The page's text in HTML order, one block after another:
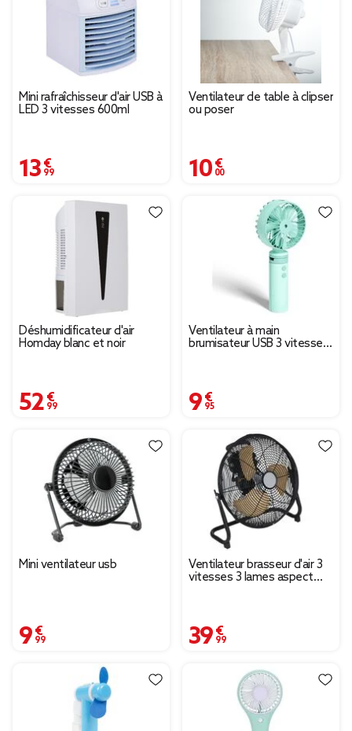
Mini rafraîchisseur d'air USB à
LED 3 vitesses 600ml
13,99 €
Ventilateur de table à clipser
ou poser
10,00 €
Déshumidificateur d'air
Homday blanc et noir
52,99 €
Ventilateur à main
brumisateur USB 3 vitesses
9,95 €
Mini ventilateur usb
9,99 €
Ventilateur brasseur d'air 3
vitesses 3 lames aspect
39,99 €